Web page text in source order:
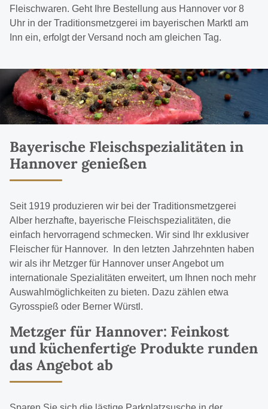
Fleischwaren. Geht Ihre Bestellung aus Hannover vor 8
Uhr in der Traditionsmetzgerei im bayerischen Marktl am
Inn ein, erfolgt der Versand noch am gleichen Tag.
Bayerische Fleischspezialitäten in
Hannover genießen
Seit 1919 produzieren wir bei der Traditionsmetzgerei
Alber herzhafte, bayerische Fleischspezialitäten, die
einfach hervorragend schmecken. Wir sind Ihr exklusiver
Fleischer für Hannover. In den letzten Jahrzehnten haben
wir als ihr Metzger für Hannover unser Angebot um
internationale Spezialitäten erweitert, um Ihnen noch mehr
Auswahlmöglichkeiten zu bieten. Dazu zählen etwa
Gyrosspieß oder Berner Würstl .
Metzger für Hannover: Feinkost
und küchenfertige Produkte runden
das Angebot ab